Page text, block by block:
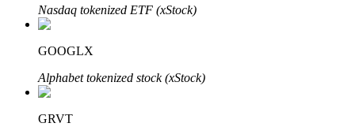
Изучите стейкинг
Nasdaq tokenized ETF (xStock)
GOOGLX
Alphabet tokenized stock (xStock)
GRVT